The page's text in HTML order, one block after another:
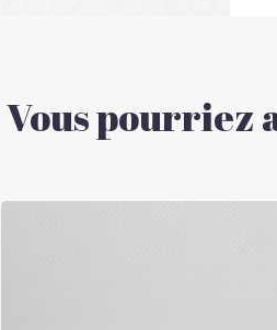
Vous pourriez